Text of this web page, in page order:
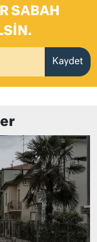
SABAH
Kaydet